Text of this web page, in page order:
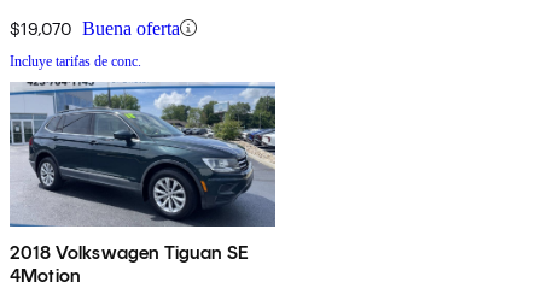
$19,070 Buena oferta
Incluye tarifas de conc.
2018 Volkswagen Tiguan SE
4Motion